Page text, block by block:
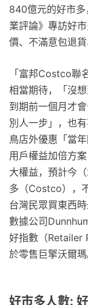
840億元的好市
業評論》專訪好
價、不滿意包退
「富邦Costco聯
相當期待，「沒
到期前一個月才
別人一步」，也
鳥店外優惠「當
用戶權益加倍方
大權益，預計今
多（Costco），
台灣民眾買東西
數據公司
好指數（Retailer
於零售巨擎沃爾瑪
好市多人數: